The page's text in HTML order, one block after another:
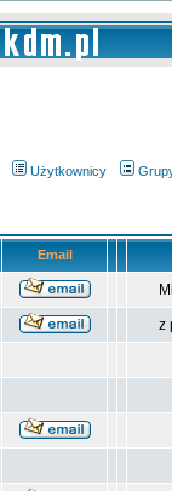
Użytkownicy
Email
z